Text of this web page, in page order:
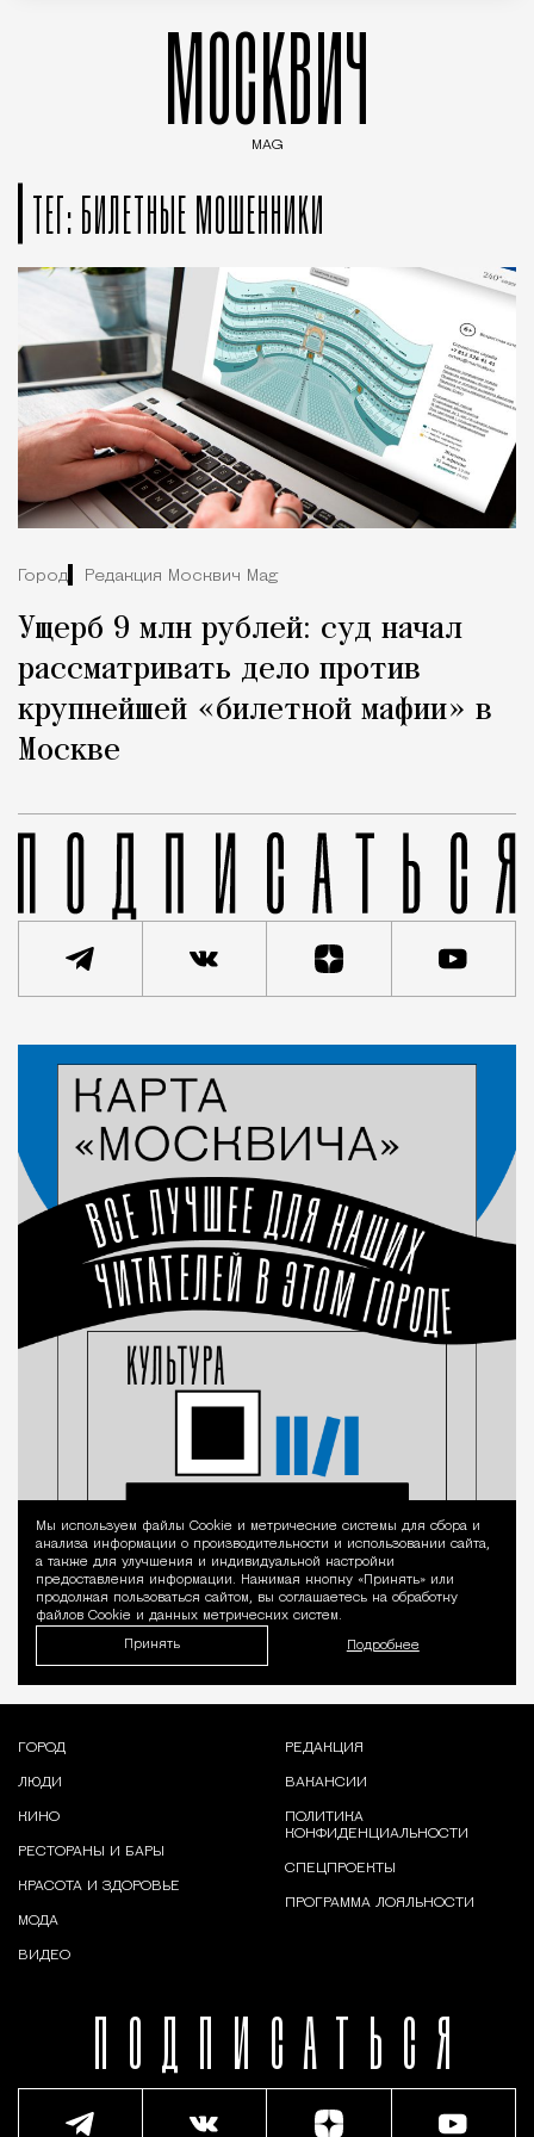
МОСКВИЧ
MAG
ТЕГ: БИЛЕТНЫЕ МОШЕННИКИ
Город Редакция Москвич Mag
Ущерб 9 млн рублей: суд начал
рассматривать дело против
крупнейшей «билетной мафии» в
Москве
Уведомление
Мы используем файлы Сookie и метрические системы для сбора и
анализа информации о производительности и использовании сайта,
а также для улучшения и индивидуальной настройки
предоставления информации. Нажимая кнопку «Принять» или
продолжая пользоваться сайтом, вы соглашаетесь на обработку
файлов Cookie и данных метрических систем.
Принять Подробнее
ПОДПИСАТЬСЯ
ГОРОД
ЛЮДИ
КИНО
РЕСТОРАНЫ И БАРЫ
КРАСОТА И ЗДОРОВЬЕ
МОДА
ВИДЕО
РЕДАКЦИЯ
ВАКАНСИИ
ПОЛИТИКА
КОНФИДЕНЦИАЛЬНОСТИ
СПЕЦПРОЕКТЫ
ПРОГРАММА ЛОЯЛЬНОСТИ